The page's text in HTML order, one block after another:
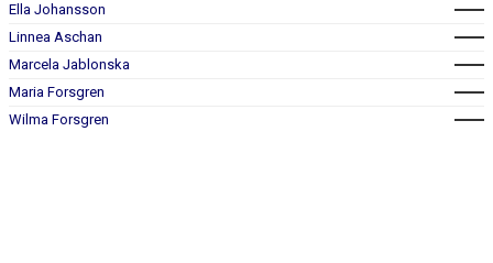
Ella Johansson
Linnea Aschan
Marcela Jablonska
Maria Forsgren
Wilma Forsgren